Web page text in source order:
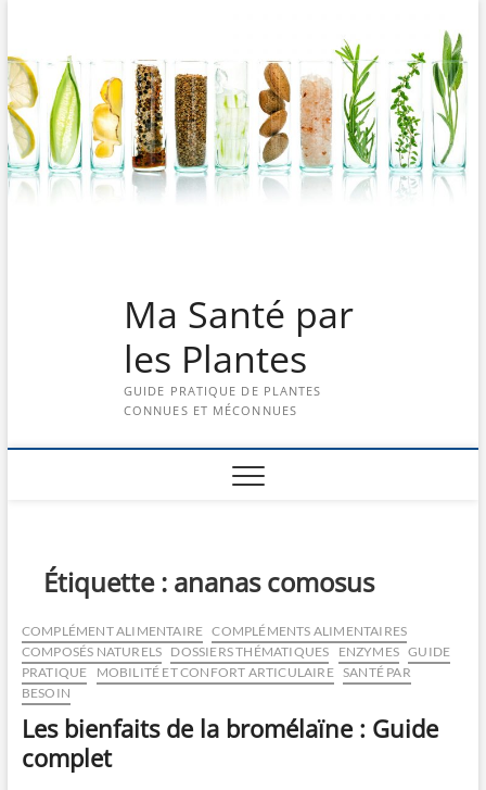
content
Ma Santé par
les Plantes
GUIDE PRATIQUE DE PLANTES
CONNUES ET MÉCONNUES
Étiquette : ananas comosus
COMPLÉMENT ALIMENTAIRE COMPLÉMENTS ALIMENTAIRES
COMPOSÉS NATURELS DOSSIERS THÉMATIQUES ENZYMES GUIDE
PRATIQUE
MOBILITÉ ET CONFORT ARTICULAIRE SANTÉ PAR
BESOIN
Les bienfaits de la bromélaïne : Guide
complet